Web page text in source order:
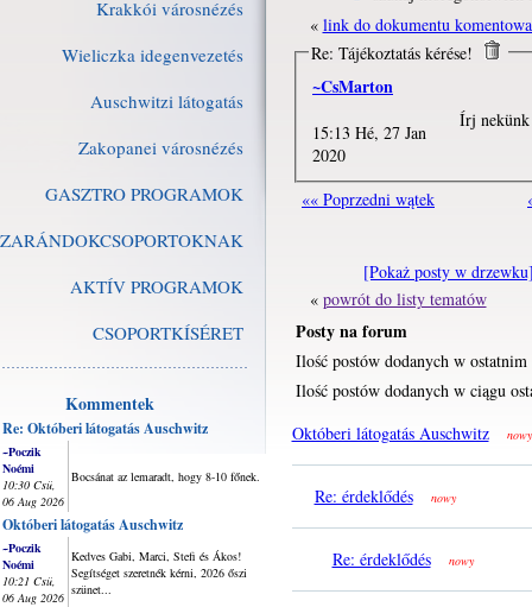
Krakkói városnézés
Wieliczka idegenvezetés
Auschwitzi látogatás
Zakopanei városnézés
GASZTRO PROGRAMOK
ZARÁNDOKCSOPORTOKNAK
AKTÍV PROGRAMOK
CSOPORTKÍSÉRET
Kommentek
Re: Októberi látogatás Auschwitz
~Poczik
Noémi
10:30 Csü,
06 Aug 2026
Bocsánat az lemaradt, hogy 8-10 főnek.
Októberi látogatás Auschwitz
~Poczik
Noémi
10:21 Csü,
06 Aug 2026
Kedves Gabi, Marci, Stefi és Ákos!
Segítséget szeretnék kérni, 2026 őszi
szünet...
« link do dokumentu
Re: Tájékoztatás kérése!
~CsMarton
15:13 Hé, 27 Jan
2020
Írj nekünk
«« Poprzedni wątek
[Pokaż posty w
« powrót do listy tematów
Posty na forum
Ilość postów dodanych w
Ilość postów dodanych w ciągu
Októberi látogatás Auschwitz
nowy
Re: érdeklődés nowy
Re: érdeklődés nowy